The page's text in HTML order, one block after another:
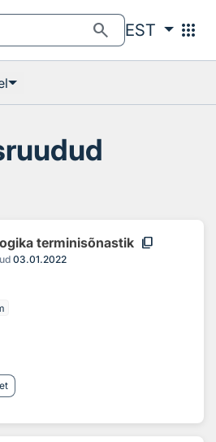
search EST apps
terminisõnastik content_copy
03.01.2022